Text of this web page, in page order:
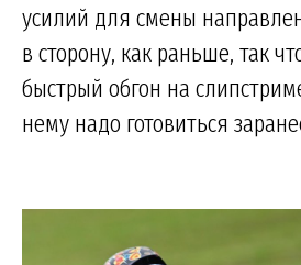
усилий для смены
в сторону, как раньше, так
быстрый обгон на
нему надо готовиться